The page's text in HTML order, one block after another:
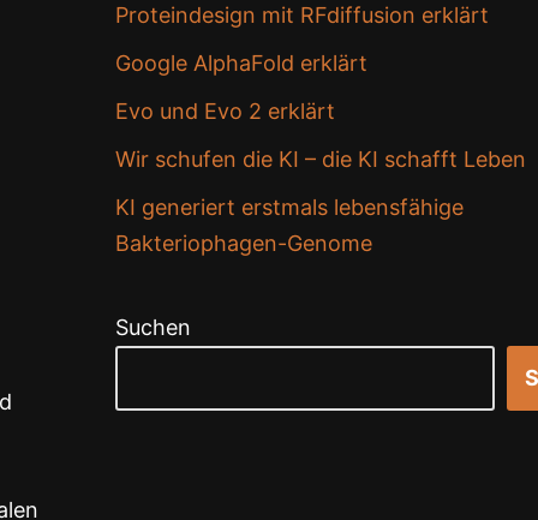
Proteindesign mit RFdiffusion erklärt
Google AlphaFold erklärt
Evo und Evo 2 erklärt
Wir schufen die KI – die KI schafft Leben
KI generiert erstmals lebensfähige
Bakteriophagen-Genome
Suchen